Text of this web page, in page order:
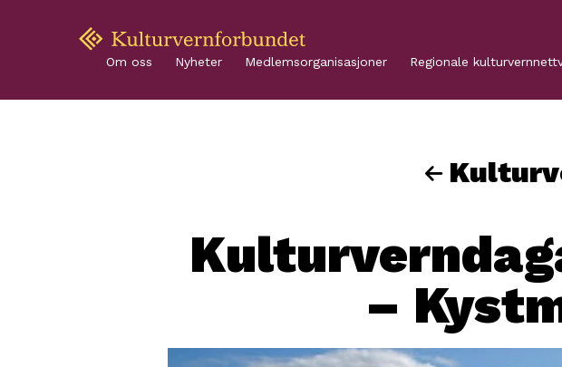
Om oss Nyheter Medlemsorganisasjoner Regionale
–